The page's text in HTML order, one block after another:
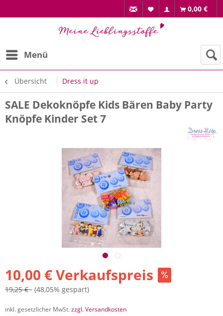
0,00 €
Menü
Übersicht Dress it up
SALE Dekoknöpfe Kids Bären Baby Party
Knöpfe Kinder Set 7
10,00 € Verkaufspreis
19,25 € (48,05% gespart)
inkl. gesetzlicher MwSt.zzgl. Versandkosten